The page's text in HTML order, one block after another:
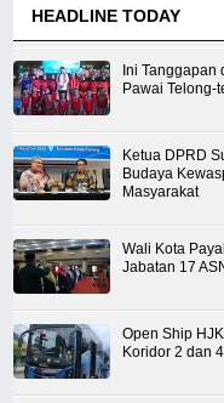
HEADLINE TODAY
Ini Tanggapan
Pawai Telong-
Ketua DPRD
Budaya
Masyarakat
Wali Kota
Jabatan 17
Open Ship
Koridor 2 dan 4